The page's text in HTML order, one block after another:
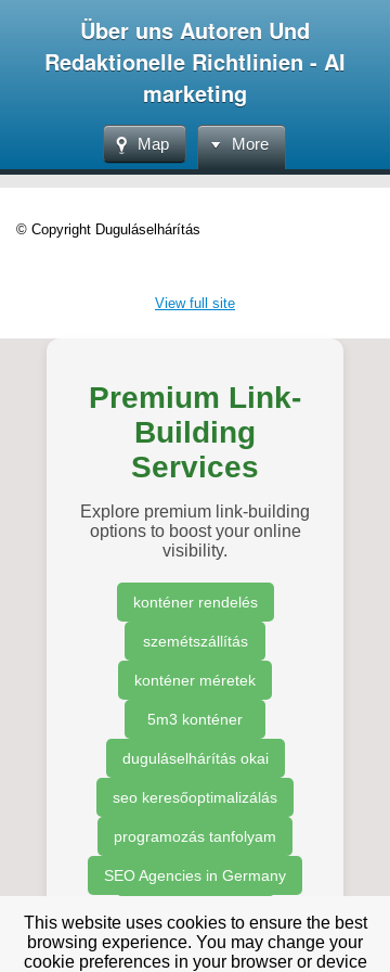
Über uns Autoren Und
Redaktionelle Richtlinien - AI
marketing
Map More
© Copyright Duguláselhárítás
View full site
Premium Link-
Building
Services
Explore premium link-building
options to boost your online
visibility.
konténer rendelés
szemétszállítás
konténer méretek
5m3 konténer
duguláselhárítás okai
seo keresőoptimalizálás
programozás tanfolyam
SEO Agencies in Germany
SEO ügynökségek
Prémium Linképítés
This website uses cookies to ensure the best
browsing experience. You may change your
cookie preferences in your browser or device